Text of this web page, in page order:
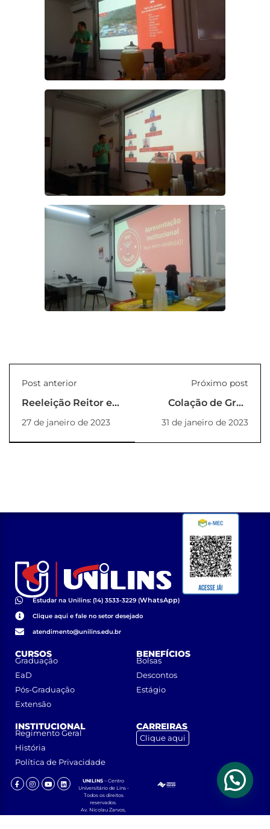
Post anterior
Reeleição Reitor e
Vice-Reitor 2023-
27 de janeiro de 2023
Próximo post
Colação de Grau
31 de janeiro de 2023
Estudar na Unilins: (14) 3533-3229 (WhatsApp)
Clique aqui e fale no setor desejado
atendimento@unilins.edu.br
CURSOS
Graduação
EaD
Pós-Graduação
Extensão
BENEFÍCIOS
Bolsas
Descontos
Estágio
INSTITUCIONAL
Regimento Geral
História
Política de Privacidade
CARREIRAS
Clique aqui
UNILINS – Centro
Universitário de Lins •
Todos os direitos
reservados.
Av. Nicolau Zarvos,
1925 – Jardim